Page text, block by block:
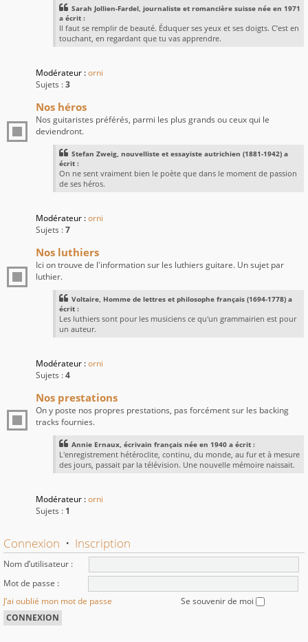
Sarah Jollien-Fardel, journaliste et romancière suisse née en 1971
a écrit :
Il faut se remplir de beauté. Éduquer ses yeux et ses doigts. C’est en
touchant, en regardant que tu vas apprendre.
Modérateur :orni
Sujets :3
Nos héros
Nos guitaristes préférés, parmi les plus grands ou ceux qui le
deviendront.
Stefan Zweig, nouvelliste et essayiste autrichien (1881-1942) a
écrit :
On ne sent vraiment bien le poète que dans le moment de passion
de ses héros.
Modérateur :orni
Sujets :7
Nos luthiers
Ici on trouve de l'information sur les luthiers guitare. Un sujet par
luthier.
Voltaire, Homme de lettres et philosophe français (1694-1778) a
écrit :
Les luthiers sont pour les musiciens ce qu'un grammairien est pour
un auteur.
Modérateur :orni
Sujets :4
Nos prestations
On y poste nos propres prestations, pas forcément sur les backing
tracks fournies.
Annie Ernaux, écrivain français née en 1940 a écrit :
L'enregistrement hétéroclite, continu, du monde, au fur et à mesure
des jours, passait par la télévision. Une nouvelle mémoire naissait.
Modérateur :orni
Sujets : 1
Connexion • Inscription
Nom d’utilisateur :
Mot de passe :
J’ai oublié mon mot de passe
Se souvenir de moi